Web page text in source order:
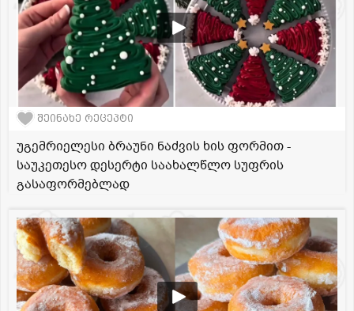
შეინახე რეცეპტი
უგემრიელესი ბრაუნი ნაძვის ხის ფორმით -
საუკეთესო დესერტი საახალწლო სუფრის
გასაფორმებლად